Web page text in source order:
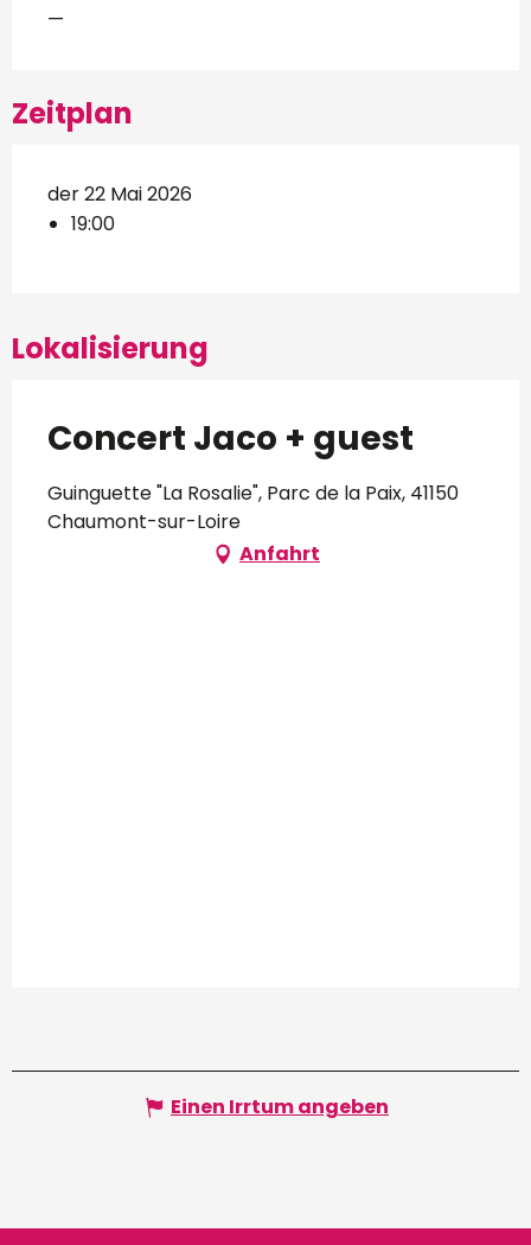
—
Zeitplan
der 22 Mai 2026
19:00
Lokalisierung
Concert Jaco + guest
Guinguette "La Rosalie", Parc de la Paix, 41150
Chaumont-sur-Loire
Anfahrt
Einen Irrtum angeben